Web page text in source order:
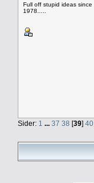
Full off stupid ideas since
1978.....
Sider: 1 ... 37 38 [39] 40